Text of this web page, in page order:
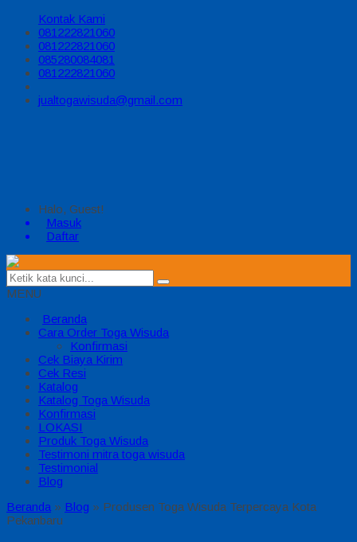
Kontak Kami
081222821060
081222821060
085280084081
081222821060
jualtogawisuda@gmail.com
Halo, Guest!
Masuk
Daftar
MENU
Beranda
Cara Order Toga Wisuda
Konfirmasi
Cek Biaya Kirim
Cek Resi
Katalog
Katalog Toga Wisuda
Konfirmasi
LOKASI
Produk Toga Wisuda
Testimoni mitra toga wisuda
Testimonial
Blog
Beranda » Blog » Produsen Toga Wisuda Terpercaya Kota
Pekanbaru